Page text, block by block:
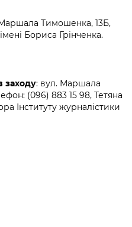
Цифровий
стану
Тимошенка, 13Б,
Бориса Грінченка.
заходу: вул. Маршала
(096) 883 15 98, Тетяна
Інституту журналістики